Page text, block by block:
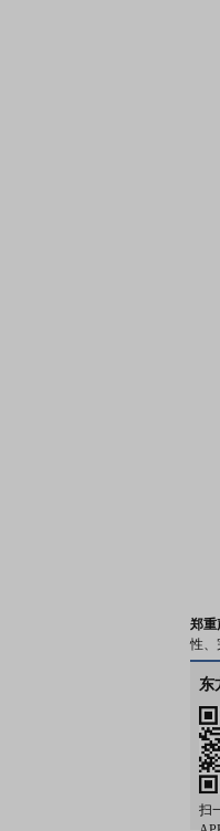
郑重
性、
东
扫